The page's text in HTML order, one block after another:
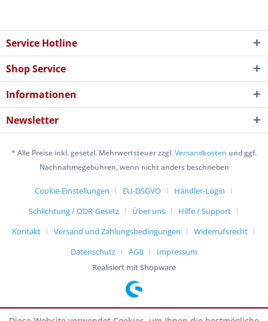
Service Hotline
Shop Service
Informationen
Newsletter
* Alle Preise inkl. gesetzl. Mehrwertsteuer zzgl.Versandkosten und ggf.
Nachnahmegebühren, wenn nicht anders beschrieben
Cookie-Einstellungen EU-DSGVO
Händler-Login
Schlichtung / ODR-Gesetz
Über uns
Hilfe / Support
Kontakt
Versand und Zahlungsbedingungen
Widerrufsrecht
Datenschutz
AGB
Impressum
Realisiert mit Shopware